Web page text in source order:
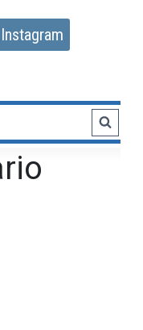
Instagram